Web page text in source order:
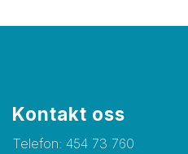
Kontakt oss
Telefon: 454 73 760